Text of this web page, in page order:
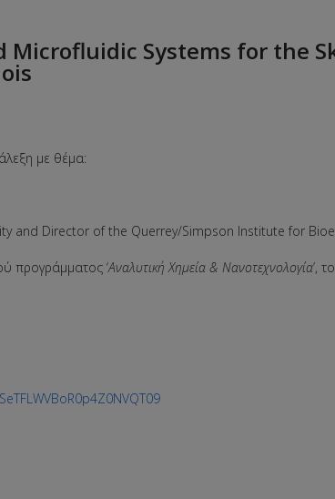
Microfluidic Systems for the
με θέμα:
and Director of the Querrey/Simpson Institute for
προγράμματος ‘Αναλυτική Χημεία & Νανοτεχνολογία’,